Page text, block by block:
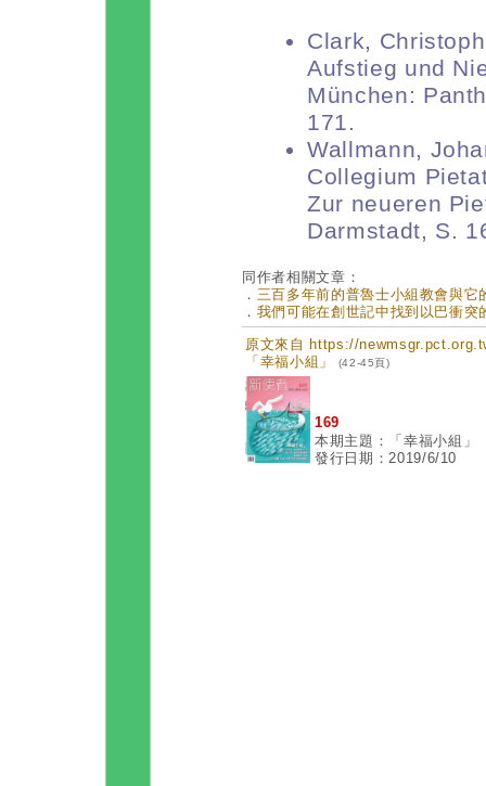
Clark,
Aufstieg und
München:
171.
Wallmann,
Collegium
Zur neueren
Darmstadt, S.
同作者相關文章：
． 三百多年前的普魯士小組教會與
． 我們可能在創世記中找到以巴衝
原文來自 https://
「幸福小組」
(42-45頁)
169
本期主題：「幸福小組」
發行日期：2019/6/10